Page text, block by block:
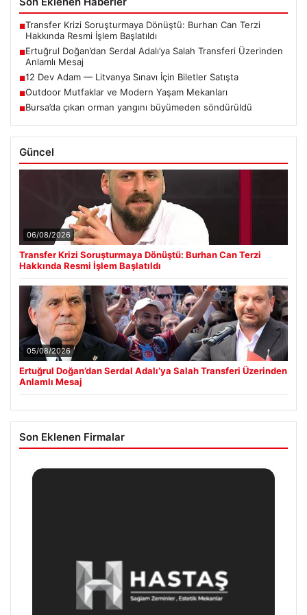
■Transfer Krizi Soruşturmaya Dönüştü: Burhan Can Terzi
Hakkında Resmi İşlem Başlatıldı
■Ertuğrul Doğan’dan Serdal Adalı’ya Salah Transferi Üzerinden
Anlamlı Mesaj
■12 Dev Adam — Litvanya Sınavı İçin Biletler Satışta
■Outdoor Mutfaklar ve Modern Yaşam Mekanları
■Bursa’da çıkan orman yangını büyümeden söndürüldü
Güncel
06/08/2026
Transfer Krizi Soruşturmaya Dönüştü: Burhan Can Terzi
Hakkında Resmi İşlem Başlatıldı
05/08/2026
Ertuğrul Doğan’dan Serdal Adalı’ya Salah Transferi Üzerinden
Anlamlı Mesaj
Son Eklenen Firmalar